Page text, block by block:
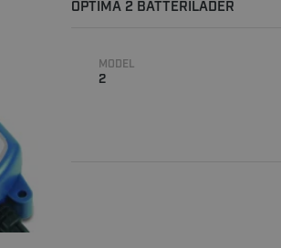
OPTIMA 2 BATTERILADER
MODEL
2